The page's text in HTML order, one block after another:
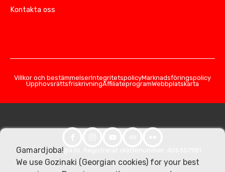
Kontakta oss
Villkor och bestämmelserIntegritetspolicyMarknadsföringspolicy
UpphovsrättsfriskrivningAffiliateprogramWebbplatskarta
© 2026 Georgia.to. Registrerat skattenummer: 406357981
Gamardjoba!
We use Gozinaki (Georgian cookies) for your best